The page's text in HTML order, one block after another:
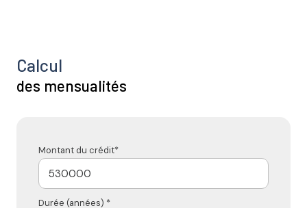
Calcul
des mensualités
Montant du crédit*
Durée (années) *